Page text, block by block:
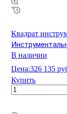
Квадрат
В наличии
Цена:326 135
Купить